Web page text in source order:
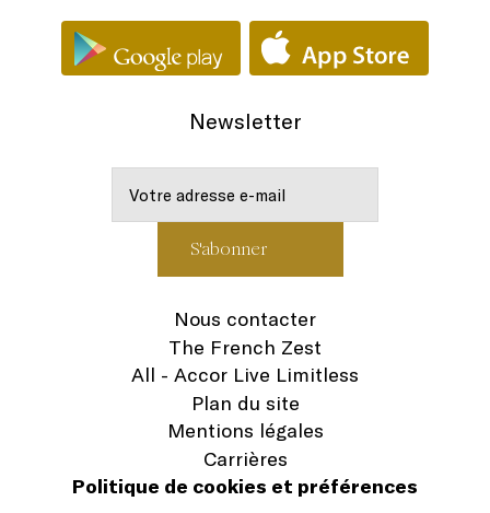
Newsletter
Nous contacter
The French Zest
All - Accor Live Limitless
Plan du site
Mentions légales
Carrières
Politique de cookies et préférences